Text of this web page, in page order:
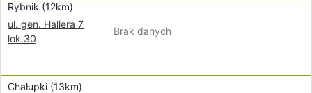
Rybnik (12km)
ul. gen. Hallera 7
lok.30
Brak danych
Chałupki (13km)